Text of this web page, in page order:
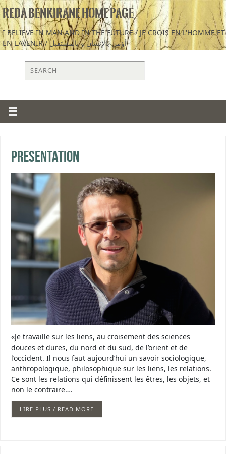
REDA BENKIRANE HOME PAGE
I BELIEVE IN MAN AND IN THE FUTURE / JE CROIS EN L'HOMME ET
EN L'AVENIR / أؤمن بالإنسان و بالمستقبل
Presentation
«Je travaille sur les liens, au croisement des sciences
douces et dures, du nord et du sud, de l’orient et de
l’occident. Il nous faut aujourd’hui un savoir sociologique,
anthropologique, philosophique sur les liens, les relations.
Ce sont les relations qui définissent les êtres, les objets, et
non le contraire….
LIRE PLUS / READ MORE